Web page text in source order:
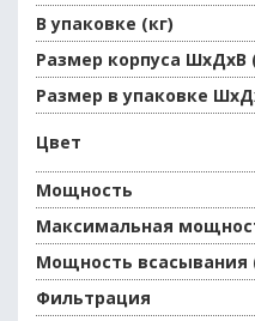
В упаковке (кг)
Размер корпуса ШxДxВ
Размер в упаковке
Цвет
Мощность
Максимальная
Мощность всасывания
Фильтрация